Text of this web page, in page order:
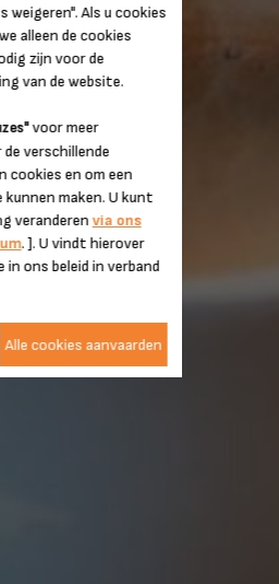
weigeren". Als u cookies
alleen de cookies
zijn voor de
van de website.
voor meer
verschillende
cookies en om een
kunnen maken. U kunt
veranderenvia ons
. ]. U vindt hierover
ons beleid in verband
Alle cookies aanvaarden